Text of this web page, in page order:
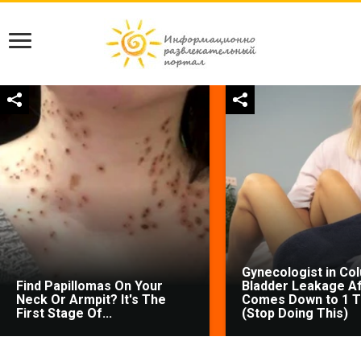
Find Papillomas On Your
Neck Or Armpit? It's The
First Stage Of...
Gynecologist in
Bladder Leakage
Comes Down to 1
(Stop Doing This)